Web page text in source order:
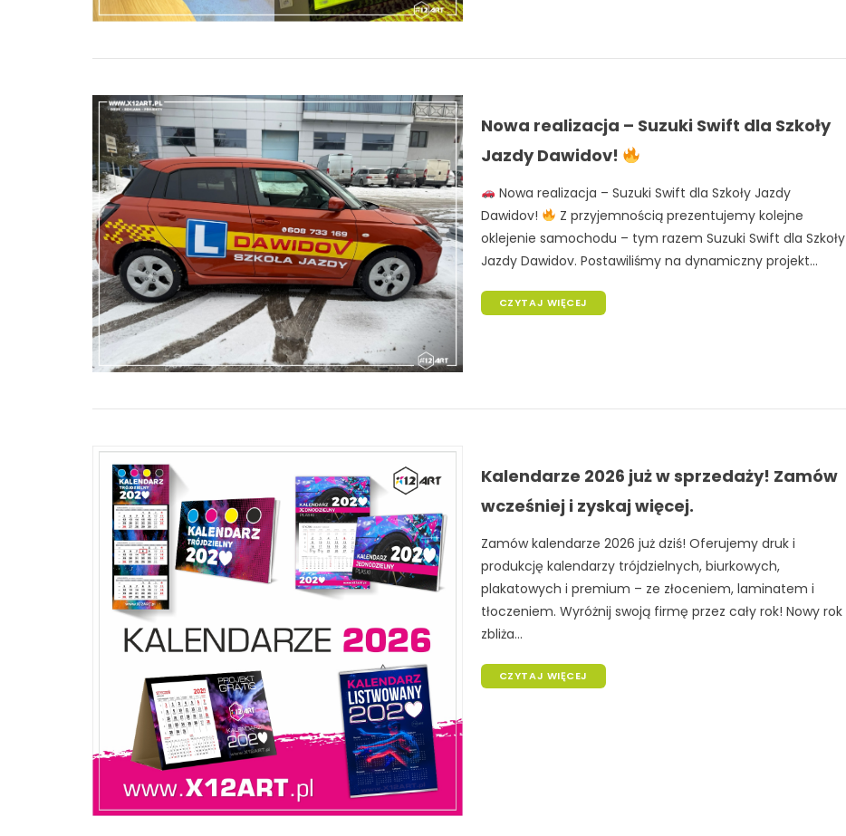
Nowa realizacja – Suzuki Swift dla Szkoły
Jazdy Dawidov!
Nowa realizacja – Suzuki Swift dla Szkoły Jazdy
Dawidov!
Z przyjemnością prezentujemy kolejne
oklejenie samochodu – tym razem Suzuki Swift dla Szkoły
Jazdy Dawidov. Postawiliśmy na dynamiczny projekt...
CZYTAJ WIĘCEJ
Kalendarze 2026 już w sprzedaży! Zamów
wcześniej i zyskaj więcej.
Zamów kalendarze 2026 już dziś! Oferujemy druk i
produkcję kalendarzy trójdzielnych, biurkowych,
plakatowych i premium – ze złoceniem, laminatem i
tłoczeniem. Wyróżnij swoją firmę przez cały rok! Nowy rok
zbliża...
CZYTAJ WIĘCEJ